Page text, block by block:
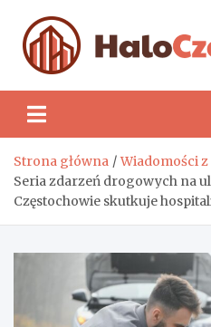
content
Strona główna
Wiadomości
Seria zdarzeń drogowych na
Częstochowie skutkuje